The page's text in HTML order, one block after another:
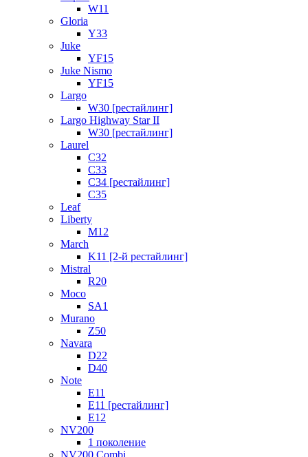
W11
Gloria
Y33
Juke
YF15
Juke Nismo
YF15
Largo
W30 [рестайлинг]
Largo Highway Star II
W30 [рестайлинг]
Laurel
C32
C33
C34 [рестайлинг]
C35
Leaf
Liberty
M12
March
K11 [2-й рестайлинг]
Mistral
R20
Moco
SA1
Murano
Z50
Navara
D22
D40
Note
E11
E11 [рестайлинг]
E12
NV200
1 поколение
NV200 Combi